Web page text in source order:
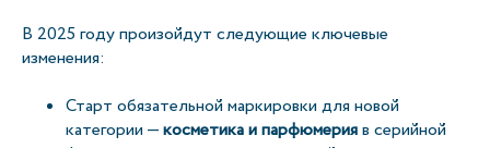
В 2025 году произойдут следующие ключевые
изменения:
Старт обязательной маркировки для новой
категории —косметика и парфюмерияв серийной